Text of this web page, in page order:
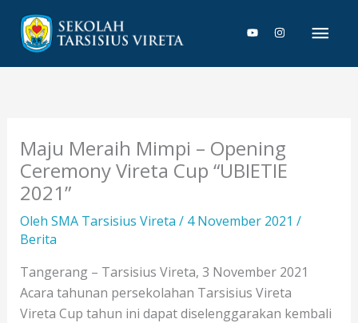
konten
Maju Meraih Mimpi – Opening
Ceremony Vireta Cup “UBIETIE
2021”
Oleh SMA Tarsisius Vireta / 4 November 2021 /
Berita
Tangerang – Tarsisius Vireta, 3 November 2021
Acara tahunan persekolahan Tarsisius Vireta
Vireta Cup tahun ini dapat diselenggarakan kembali